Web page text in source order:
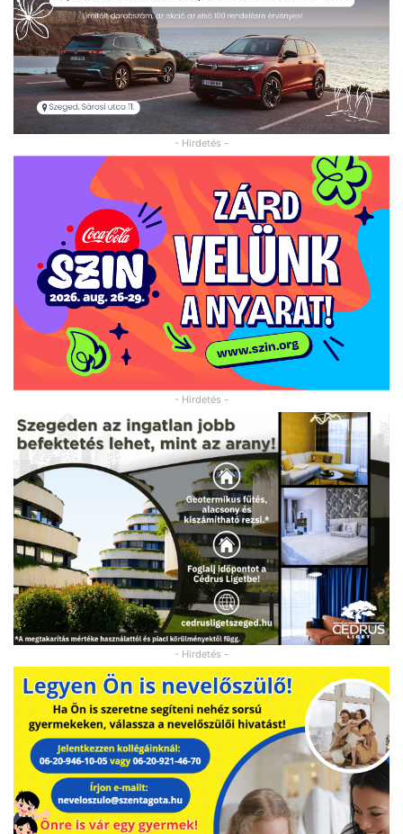
- Hirdetés -
- Hirdetés -
- Hirdetés -